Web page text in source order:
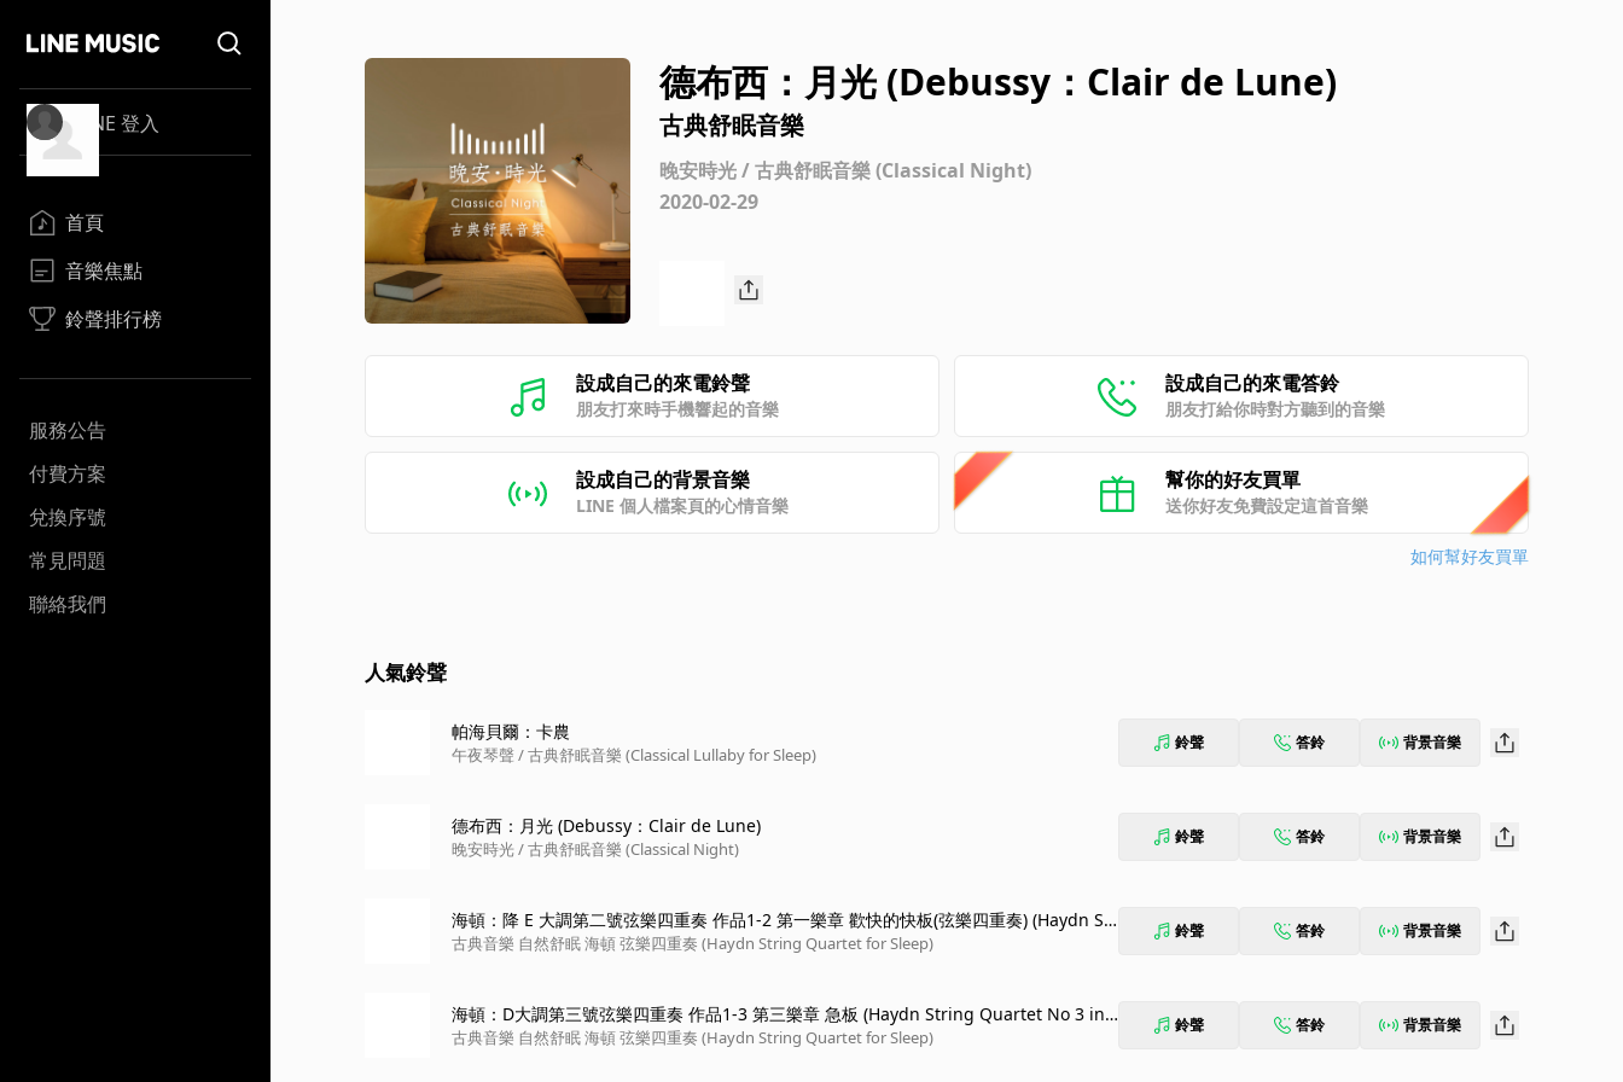
LINE 登入
首頁
音樂焦點
鈴聲排行榜
服務公告
付費方案
兌換序號
常見問題
聯絡我們
德布西：月光 (Debussy：Clair de Lune)
古典舒眠音樂
晚安時光 / 古典舒眠音樂 (Classical Night)
2020-02-29
設成自己的來電鈴聲
朋友打來時手機響起的音樂
設成自己的來電答鈴
朋友打給你時對方聽到的音樂
設成自己的背景音樂
LINE 個人檔案頁的心情音樂
幫你的好友買單
送你好友免費設定這首音樂
如何幫好友買單
人氣鈴聲
帕海貝爾：卡農
午夜琴聲 / 古典舒眠音樂 (Classical Lullaby for Sleep)
鈴聲 答鈴 背景音樂
德布西：月光 (Debussy：Clair de Lune)
晚安時光 / 古典舒眠音樂 (Classical Night)
鈴聲 答鈴 背景音樂
海頓：降 E 大調第二號弦樂四重奏 作品1-2 第一樂章 歡快的快板(弦樂四重奏) (Haydn Str
ing Quartet No 2 in E-flat Major Hob.III 2 Op. 1 No. 2 Movement 1 Allegro molto)
古典音樂 自然舒眠 海頓 弦樂四重奏 (Haydn String Quartet for Sleep)
鈴聲 答鈴 背景音樂
海頓：D大調第三號弦樂四重奏 作品1-3 第三樂章 急板 (Haydn String Quartet No 3 in
D Major Hob III 3 Op 1 No 3 Movement 3 Presto)
古典音樂 自然舒眠 海頓 弦樂四重奏 (Haydn String Quartet for Sleep)
鈴聲 答鈴 背景音樂